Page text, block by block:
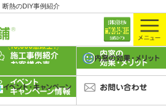
断熱のDIY事例紹介